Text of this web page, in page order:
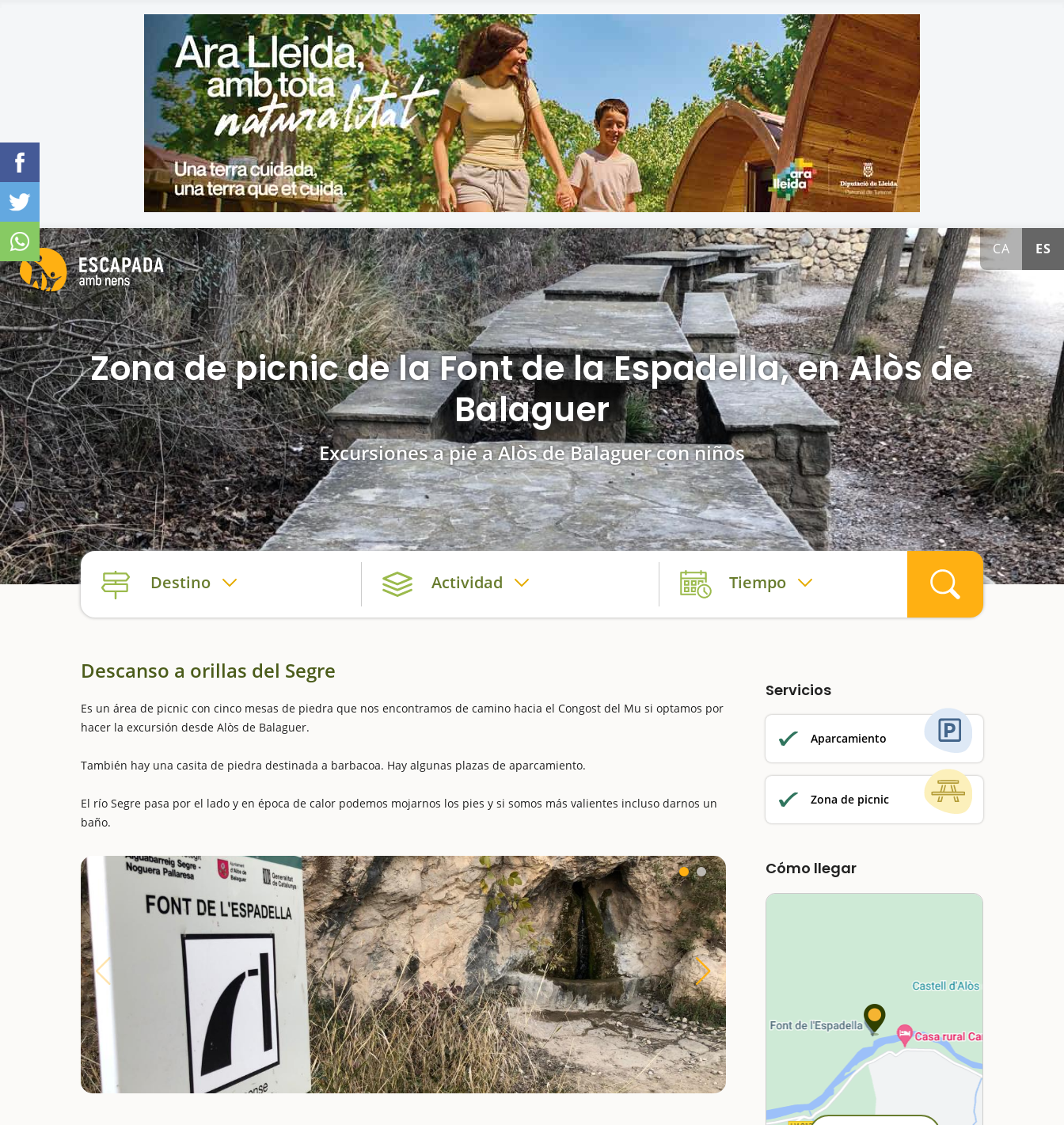
CA ES
Zona de picnic de la Font de la Espadella, en Alòs de
Balaguer
Excursiones a pie a Alòs de Balaguer con niños
Destino Actividad Tiempo
Descanso a orillas del Segre
Es un área de picnic con cinco mesas de piedra que nos encontramos de camino hacia el Congost del Mu si optamos por
hacer la excursión desde Alòs de Balaguer.
También hay una casita de piedra destinada a barbacoa. Hay algunas plazas de aparcamiento.
El río Segre pasa por el lado y en época de calor podemos mojarnos los pies y si somos más valientes incluso darnos un
baño.
Servicios
Aparcamiento
Zona de picnic
Cómo llegar